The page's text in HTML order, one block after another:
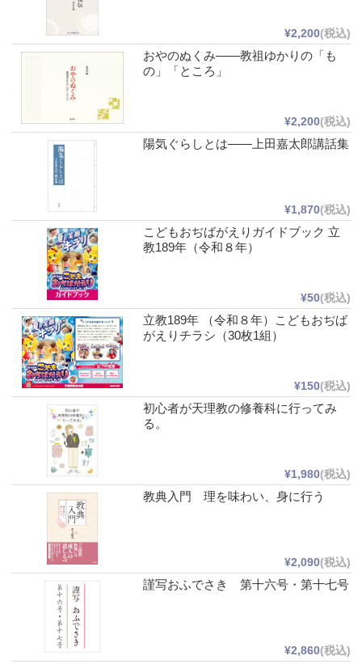
¥2,200(税込)
おやのぬくみ――教祖ゆかりの「も
の」「ところ」
¥2,200(税込)
陽気ぐらしとは――上田嘉太郎講話集
¥1,870(税込)
こどもおぢばがえりガイドブック 立
教189年（令和８年）
¥50(税込)
立教189年 （令和８年）こどもおぢば
がえりチラシ（30枚1組）
¥150(税込)
初心者が天理教の修養科に行ってみ
る。
¥1,980(税込)
教典入門 理を味わい、身に行う
¥2,090(税込)
謹写おふでさき 第十六号・第十七号
¥2,860(税込)